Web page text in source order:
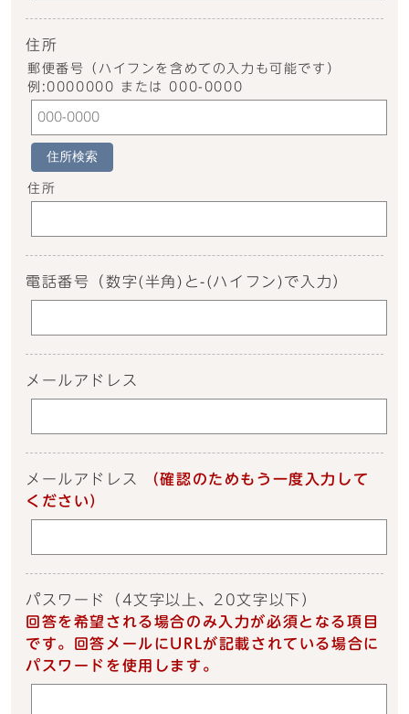
住所
郵便番号（ハイフンを含めての入力も可能です）
例:0000000 または 000-0000
住所検索
住所
電話番号 （数字(半角)と-(ハイフン)で入力）
メールアドレス
メールアドレス
（確認のためもう一度入力して
ください）
パスワード
（4文字以上、20文字以下）
回答を希望される場合のみ入力が必須となる項目
です。回答メールにURLが記載されている場合に
パスワードを使用します。